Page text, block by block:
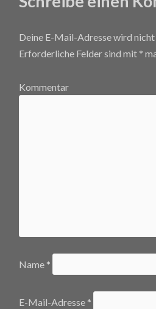
Deine E-Mail-Adresse wird
Erforderliche Felder sind mit *
Kommentar
Name *
E-Mail-Adresse *